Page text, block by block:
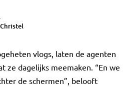
vlogs, laten de agenten
ze dagelijks meemaken. “En we
de schermen”, belooft